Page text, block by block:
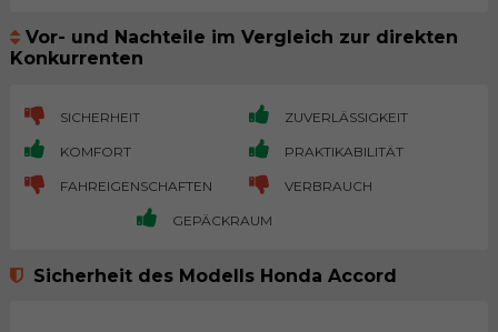
Vor- und Nachteile im Vergleich zur direkten
Konkurrenten
SICHERHEIT ZUVERLÄSSIGKEIT
KOMFORT PRAKTIKABILITÄT
FAHREIGENSCHAFTEN VERBRAUCH
GEPÄCKRAUM
Sicherheit des Modells Honda Accord